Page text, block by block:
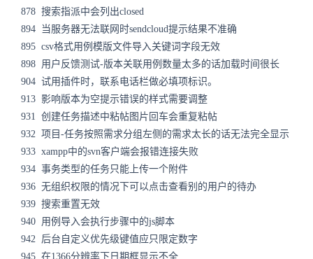
878 搜索指派中会列出closed
894 当服务器无法联网时sendcloud提示结果不准确
895 csv格式用例模版文件导入关键词字段无效
898 用户反馈测试-版本关联用例数量太多的话加载时间很长
904 试用插件时，联系电话栏做必填项标识。
913 影响版本为空提示错误的样式需要调整
931 创建任务描述中粘帖图片回车会重复粘帖
932 项目-任务按照需求分组左侧的需求太长的话无法完全显示
933 xampp中的svn客户端会报错连接失败
934 事务类型的任务只能上传一个附件
936 无组织权限的情况下可以点击查看别的用户的待办
939 搜索重置无效
940 用例导入会执行步骤中的js脚本
942 后台自定义优先级键值应只限定数字
945 在1366分辨率下日期框显示不全